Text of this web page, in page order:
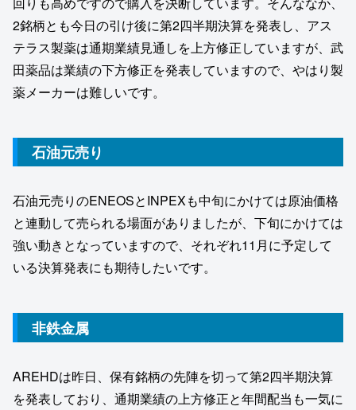
2銘柄とも今日の引け後に第2四半期決算を発表し、アス
テラス製薬は通期業績見通しを上方修正していますが、武
田薬品は業績の下方修正を発表していますので、やはり製
薬メーカーは難しいです。
石油元売り
石油元売りのENEOSとINPEXも中旬にかけては原油価格
と連動して売られる場面がありましたが、下旬にかけては
強い動きとなっていますので、それぞれ11月に予定して
いる決算発表にも期待したいです。
非鉄金属
AREHDは昨日、保有銘柄の先陣を切って第2四半期決算
を発表しており、通期業績の上方修正と年間配当も一気に